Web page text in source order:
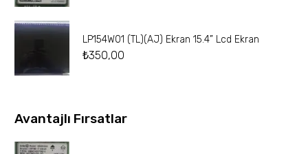
LP154W01 (TL)(AJ) Ekran 15.4” Lcd Ekran
₺350,00
Avantajlı Fırsatlar